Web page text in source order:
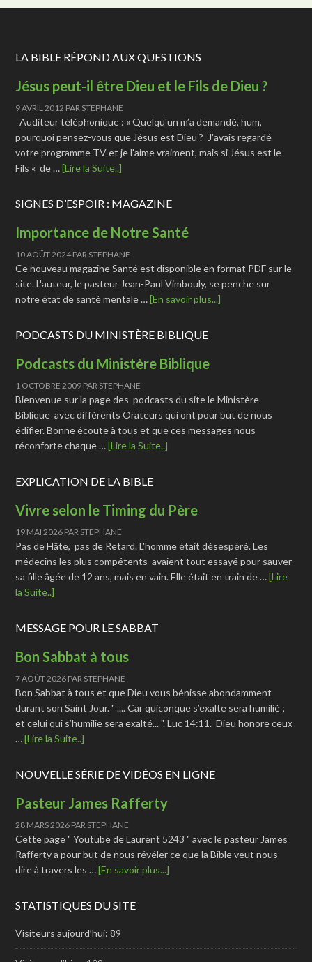
LA BIBLE RÉPOND AUX QUESTIONS
Jésus peut-il être Dieu et le Fils de Dieu ?
9 AVRIL 2012 PAR STEPHANE
Auditeur téléphonique : « Quelqu'un m’a demandé, hum,
pourquoi pensez-vous que Jésus est Dieu ? J'avais regardé
votre programme TV et je l'aime vraiment, mais si Jésus est le
Fils « de …[Lire la Suite..]
SIGNES D’ESPOIR : MAGAZINE
Importance de Notre Santé
10 AOÛT 2024PAR STEPHANE
Ce nouveau magazine Santé est disponible en format PDF sur le
site. L'auteur, le pasteur Jean-Paul Vimbouly, se penche sur
notre état de santé mentale …[En savoir plus...]
PODCASTS DU MINISTÈRE BIBLIQUE
Podcasts du Ministère Biblique
1 OCTOBRE 2009 PAR STEPHANE
Bienvenue sur la page des podcasts du site le Ministère
Biblique avec différents Orateurs qui ont pour but de nous
édifier. Bonne écoute à tous et que ces messages nous
réconforte chaque …[Lire la Suite..]
EXPLICATION DE LA BIBLE
Vivre selon le Timing du Père
19 MAI 2026 PAR STEPHANE
Pas de Hâte, pas de Retard. L'homme était désespéré. Les
médecins les plus compétents avaient tout essayé pour sauver
sa fille âgée de 12 ans, mais en vain. Elle était en train de …[Lire
la Suite..]
MESSAGE POUR LE SABBAT
Bon Sabbat à tous
7 AOÛT 2026 PAR STEPHANE
Bon Sabbat à tous et que Dieu vous bénisse abondamment
durant son Saint Jour. " .... Car quiconque s’exalte sera humilié ;
et celui qui s’humilie sera exalté... ". Luc 14:11. Dieu honore ceux
…[Lire la Suite..]
NOUVELLE SÉRIE DE VIDÉOS EN LIGNE
Pasteur James Rafferty
28 MARS 2026 PAR STEPHANE
Cette page " Youtube de Laurent 5243 " avec le pasteur James
Rafferty a pour but de nous révéler ce que la Bible veut nous
dire à travers les …[En savoir plus...]
STATISTIQUES DU SITE
Visiteurs aujourd’hui:89